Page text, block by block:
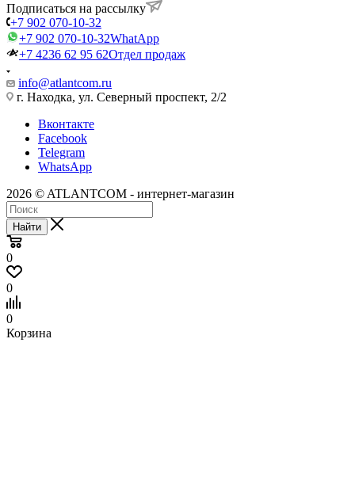
Подписаться на рассылку
+7 902 070-10-32
+7 902 070-10-32WhatApp
+7 4236 62 95 62Отдел продаж
info@atlantcom.ru
г. Находка, ул. Северный проспект, 2/2
Вконтакте
Facebook
Telegram
WhatsApp
2026 © ATLANTCOM - интернет-магазин
Найти
0
0
0
Корзина